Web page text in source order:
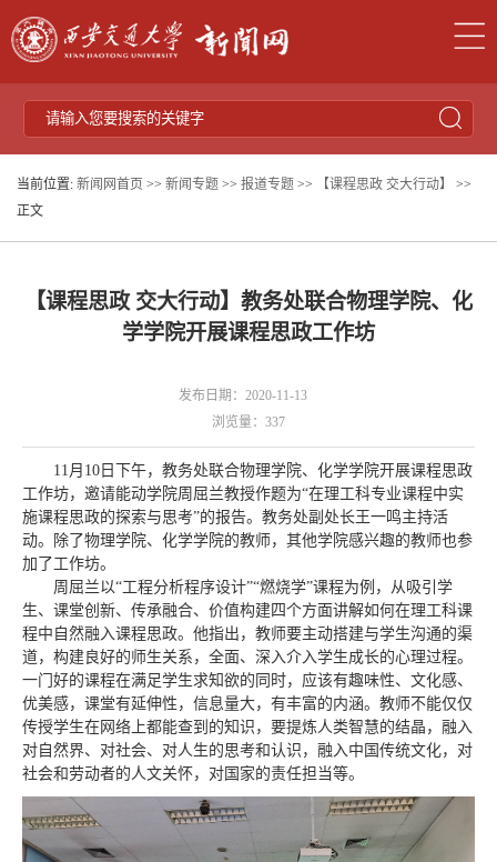
当前位置: 新闻网首页 >> 新闻专题 >> 报道专题 >> 【课程思政 交大行动】
>>
正文
【课程思政 交大行动】教务处联合物理学院、化
学学院开展课程思政工作坊
发布日期：2020-11-13
浏览量： 337
11月10日下午，教务处联合物理学院、化学学院开展课程思政
工作坊，邀请能动学院周屈兰教授作题为“在理工科专业课程中实
施课程思政的探索与思考”的报告。教务处副处长王一鸣主持活
动。除了物理学院、化学学院的教师，其他学院感兴趣的教师也参
加了工作坊。
周屈兰以“工程分析程序设计”“燃烧学”课程为例，从吸引学
生、课堂创新、传承融合、价值构建四个方面讲解如何在理工科课
程中自然融入课程思政。他指出，教师要主动搭建与学生沟通的渠
道，构建良好的师生关系，全面、深入介入学生成长的心理过程。
一门好的课程在满足学生求知欲的同时，应该有趣味性、文化感、
优美感，课堂有延伸性，信息量大，有丰富的内涵。教师不能仅仅
传授学生在网络上都能查到的知识，要提炼人类智慧的结晶，融入
对自然界、对社会、对人生的思考和认识，融入中国传统文化，对
社会和劳动者的人文关怀，对国家的责任担当等。